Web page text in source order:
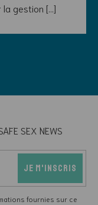
la gestion […]
SEX NEWS
fournies sur ce